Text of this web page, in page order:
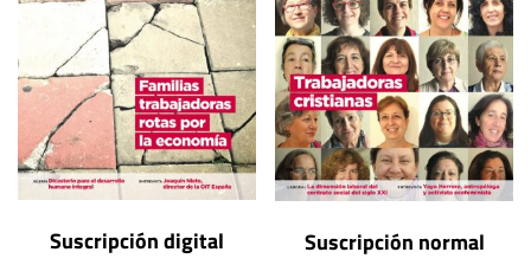
Suscripción digital Suscripción normal